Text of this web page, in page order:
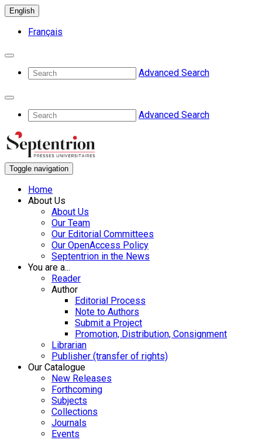
English
Français
Advanced Search
Advanced Search
Toggle navigation
Home
About Us
About Us
Our Team
Our Editorial Committees
Our OpenAccess Policy
Septentrion in the News
You are a...
Reader
Author
Editorial Process
Note to Authors
Submit a Project
Promotion, Distribution, Consignment
Librarian
Publisher (transfer of rights)
Our Catalogue
New Releases
Forthcoming
Subjects
Collections
Journals
Events